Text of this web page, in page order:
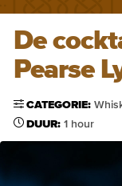
De
Pearse
CATEGORIE:
DUUR: 1 hour